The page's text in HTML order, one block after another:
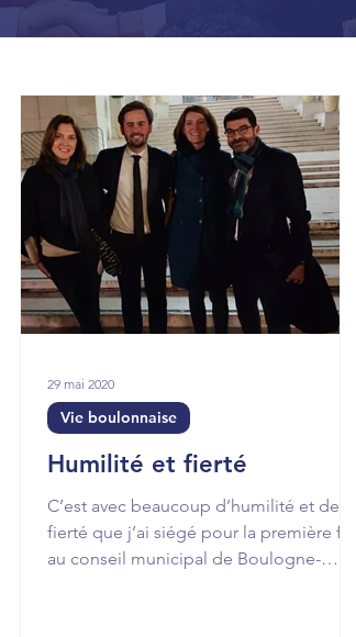
Humilité et fierté
C’est avec beaucoup d’humilité et de
fierté que j’ai siégé pour la première fois
au conseil municipal de Boulogne-
Vie boulonnaise
29 mai 2020